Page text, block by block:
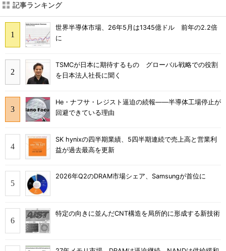
記事ランキング
世界半導体市場、26年5月は1345億ドル 前年の2.2倍
に
TSMCが日本に期待するもの グローバル戦略での役割
を日本法人社長に聞く
He・ナフサ・レジスト逼迫の続報――半導体工場停止が
回避できている理由
SK hynixの四半期業績、5四半期連続で売上高と営業利
益が過去最高を更新
2026年Q2のDRAM市場シェア、Samsungが首位に
特定の向きに並んだCNT構造を局所的に形成する新技術